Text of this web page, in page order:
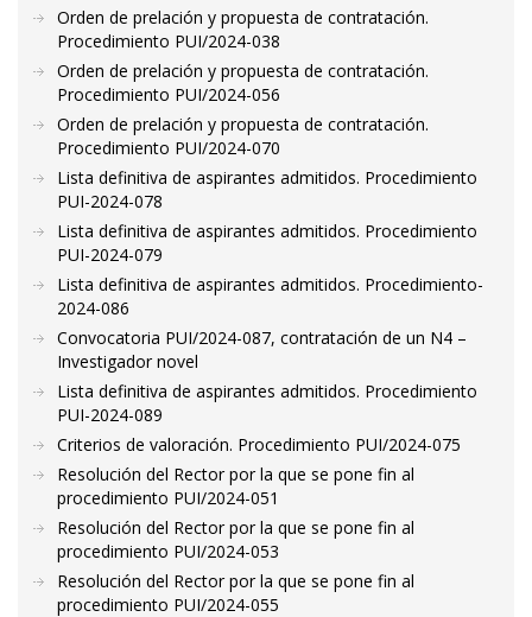
Orden de prelación y propuesta de contratación.
Procedimiento PUI/2024-038
Orden de prelación y propuesta de contratación.
Procedimiento PUI/2024-056
Orden de prelación y propuesta de contratación.
Procedimiento PUI/2024-070
Lista definitiva de aspirantes admitidos. Procedimiento
PUI-2024-078
Lista definitiva de aspirantes admitidos. Procedimiento
PUI-2024-079
Lista definitiva de aspirantes admitidos. Procedimiento-
2024-086
Convocatoria PUI/2024-087, contratación de un N4 –
Investigador novel
Lista definitiva de aspirantes admitidos. Procedimiento
PUI-2024-089
Criterios de valoración. Procedimiento PUI/2024-075
Resolución del Rector por la que se pone fin al
procedimiento PUI/2024-051
Resolución del Rector por la que se pone fin al
procedimiento PUI/2024-053
Resolución del Rector por la que se pone fin al
procedimiento PUI/2024-055